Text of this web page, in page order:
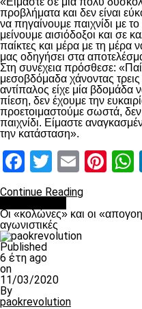
προβλήματα και δεν είναι
να πηγαίνουμε παιχνίδι με
μείνουμε αισιόδοξοι και σε
παίκτες και μέρα με τη μέρα
μας οδηγήσει στα
Στη συνέχεια πρόσθεσε:
μεσοβδόμαδα χάνοντας τρεις
αντίπαλος είχε μία βδομάδα
πίεση, δεν έχουμε την
προετοιμαστούμε σωστά,
παιχνίδι. Είμαστε
την κατάσταση».
Facebook
Twitter
Email
Continue Reading
Οι «κολώνες» και οι
αγωνιστικές
Published
6 έτη ago
on
11/03/2020
By
paokrevolution